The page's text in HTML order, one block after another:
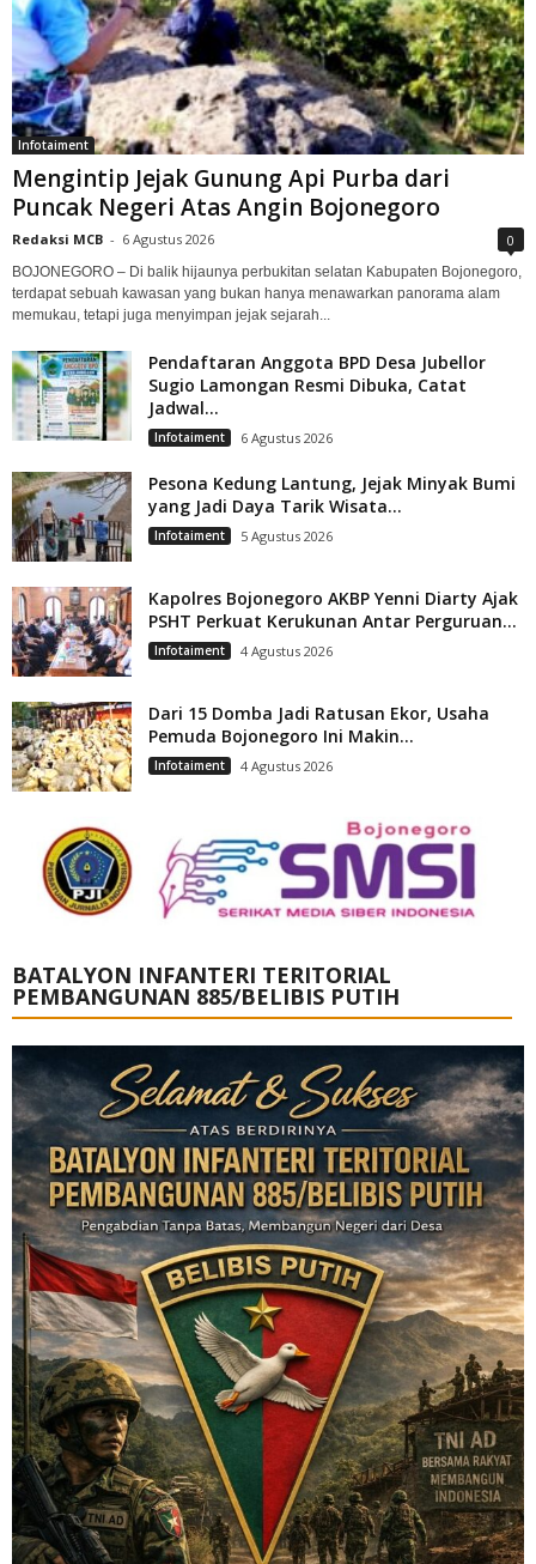
Infotaiment
Mengintip Jejak Gunung Api Purba dari
Puncak Negeri Atas Angin Bojonegoro
Redaksi MCB - 6 Agustus 2026 0
BOJONEGORO – Di balik hijaunya perbukitan selatan Kabupaten Bojonegoro,
terdapat sebuah kawasan yang bukan hanya menawarkan panorama alam
memukau, tetapi juga menyimpan jejak sejarah...
Pendaftaran Anggota BPD Desa Jubellor
Sugio Lamongan Resmi Dibuka, Catat
Jadwal...
Infotaiment 6 Agustus 2026
Pesona Kedung Lantung, Jejak Minyak Bumi
yang Jadi Daya Tarik Wisata...
Infotaiment 5 Agustus 2026
Kapolres Bojonegoro AKBP Yenni Diarty Ajak
PSHT Perkuat Kerukunan Antar Perguruan...
Infotaiment 4 Agustus 2026
Dari 15 Domba Jadi Ratusan Ekor, Usaha
Pemuda Bojonegoro Ini Makin...
Infotaiment 4 Agustus 2026
BATALYON INFANTERI TERITORIAL
PEMBANGUNAN 885/BELIBIS PUTIH